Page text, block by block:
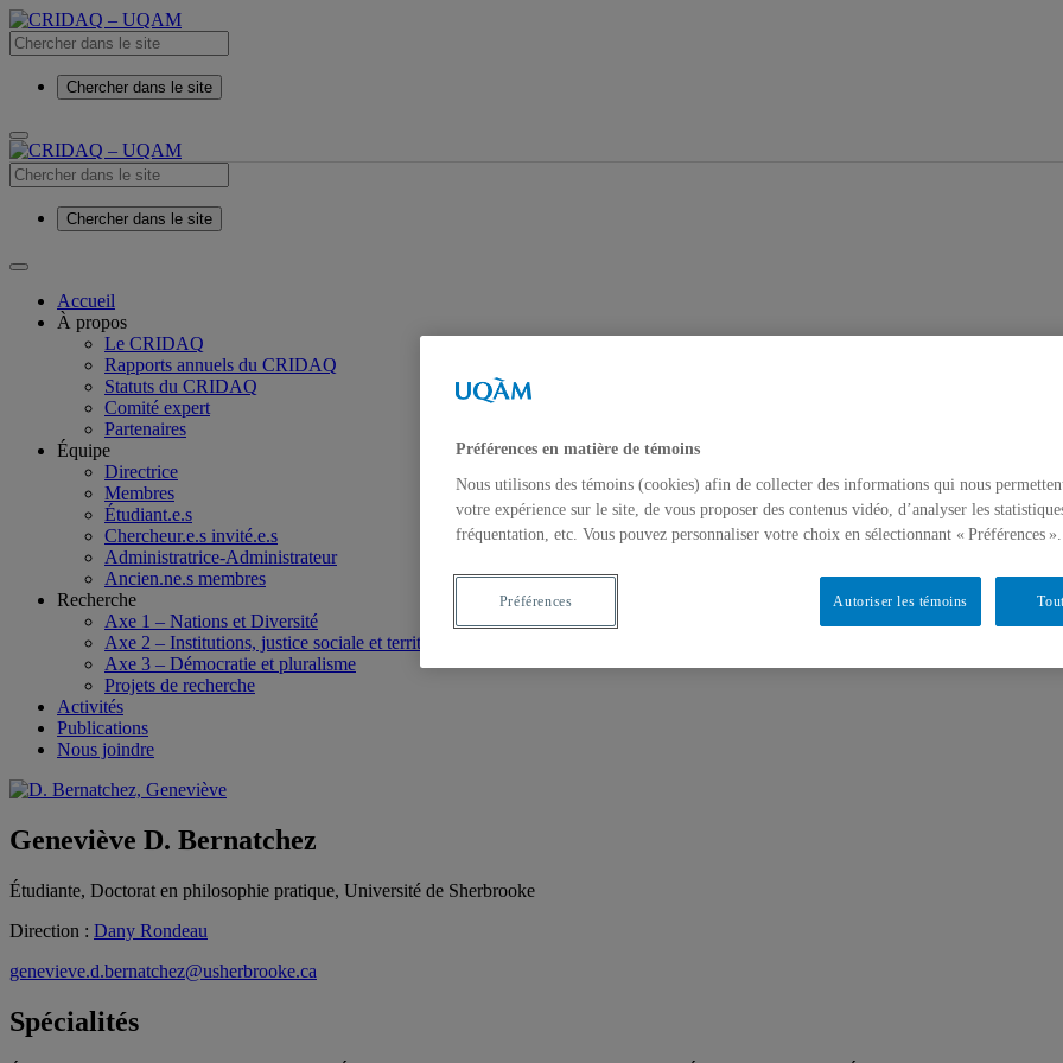
Chercher dans le site
Chercher dans le site
Accueil
À propos
Le CRIDAQ
Rapports annuels du CRIDAQ
Statuts du CRIDAQ
Comité expert
Partenaires
Équipe
Directrice
Membres
Étudiant.e.s
Chercheur.e.s invité.e.s
Administratrice-Administrateur
Ancien.ne.s membres
Recherche
Axe 1 – Nations et Diversité
Axe 2 – Institutions, justice sociale et territoires
Axe 3 – Démocratie et pluralisme
Projets de recherche
Activités
Publications
Nous joindre
Geneviève D. Bernatchez
Étudiante, Doctorat en philosophie pratique, Université de Sherbrooke
Direction : Dany Rondeau
genevieve.d.bernatchez@usherbrooke.ca
Spécialités
Préférences en matière de témoins
Nous utilisons des témoins (cookies) afin de collecter des informations qui nous
votre expérience sur le site, de vous proposer des contenus vidéo, d’analyser les
fréquentation, etc. Vous pouvez personnaliser votre choix en sélectionnant « Préférences ».
Autoriser les témoins
Préférences